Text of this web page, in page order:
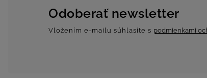
Odoberať newsletter
Vložením e-mailu súhlasíte s podmienkami